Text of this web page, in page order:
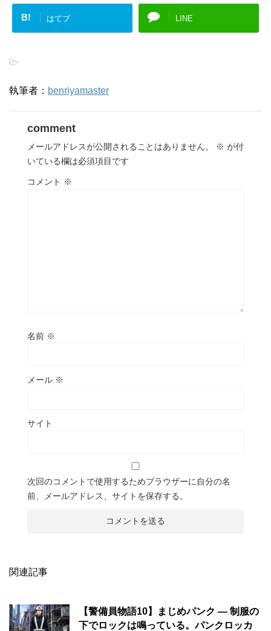
B! はてブ LINE
-
執筆者： benriyamaster
comment
メールアドレスが公開されることはありません。 ※ が付
いている欄は必須項目です
コメント ※
名前 ※
メール ※
サイト
次回のコメントで使用するためブラウザーに自分の名
前、メールアドレス、サイトを保存する。
関連記事
【警備員物語10】まじめパンク ― 制服の
下でロックは鳴っている。パンクロッカ